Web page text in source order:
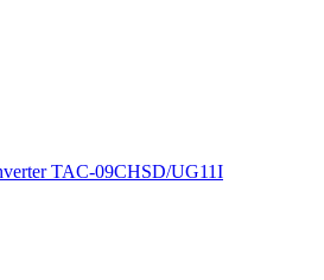
TAC-09CHSD/UG11I